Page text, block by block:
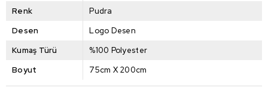
Renk
Pudra
Desen
Logo Desen
Kumaş Türü
%100 Polyester
Boyut
75cm X 200cm